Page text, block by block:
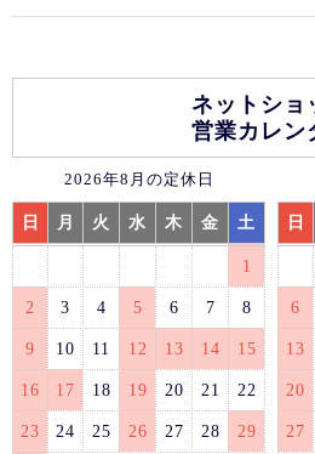
ネットショ
営業カレン
2026年8月の定休日
日 月 火 水 木 金 土
1
2 3 4 5 6 7 8
9 10 11 12 13 14 15
16 17 18 19 20 21 22
23 24 25 26 27 28 29
日
6
13
20
27